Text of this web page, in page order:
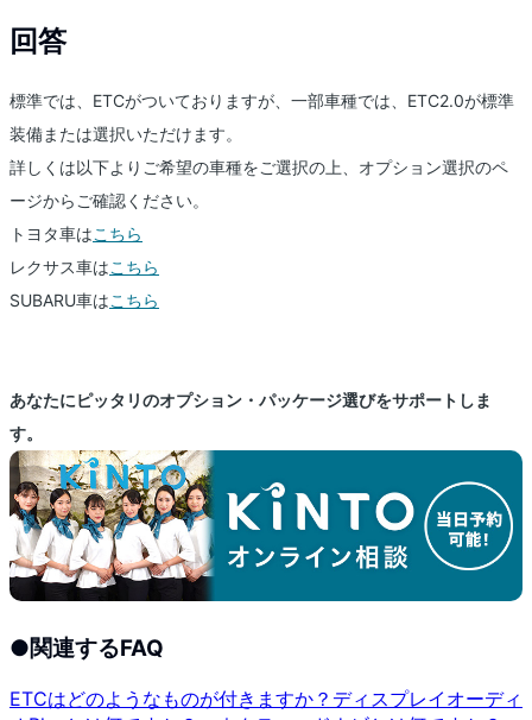
回答
標準では、ETCがついておりますが、一部車種では、ETC2.0が標準
装備または選択いただけます。
詳しくは以下よりご希望の車種をご選択の上、オプション選択のペ
ージからご確認ください。
トヨタ車はこちら
レクサス車はこちら
SUBARU車はこちら
あなたにピッタリのオプション・パッケージ選びをサポートしま
す。
●関連するFAQ
ETCはどのようなものが付きますか？ ディスプレイオーディ